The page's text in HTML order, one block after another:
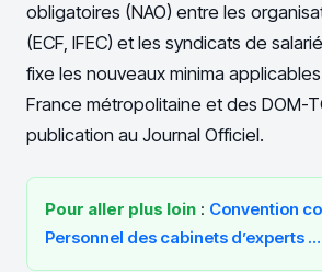
obligatoires (NAO) entre les
(ECF, IFEC) et les syndicats de
fixe les nouveaux minima
France métropolitaine et des DOM-
publication au Journal Officiel.
Pour aller plus loin : Convention
Personnel des cabinets d’experts …